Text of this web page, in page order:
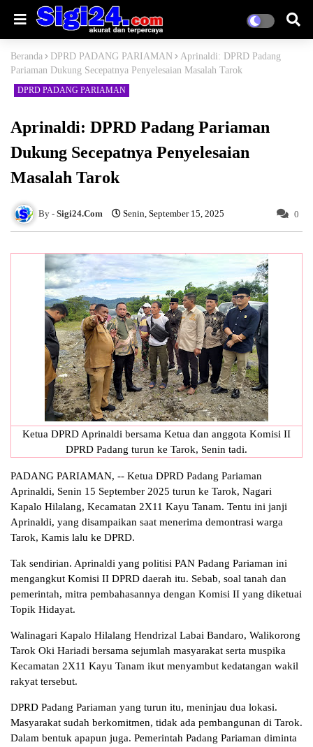
Beranda DPRD PADANG PARIAMAN
Aprinaldi: DPRD Padang
Pariaman Dukung Secepatnya Penyelesaian Masalah Tarok
DPRD PADANG PARIAMAN
Aprinaldi: DPRD Padang Pariaman
Dukung Secepatnya Penyelesaian
Masalah Tarok
Sigi24.Com Senin, September 15, 2025 0
Ketua DPRD Aprinaldi bersama Ketua dan anggota Komisi II
DPRD Padang turun ke Tarok, Senin tadi.
PADANG PARIAMAN, -- Ketua DPRD Padang Pariaman
Aprinaldi, Senin 15 September 2025 turun ke Tarok, Nagari
Kapalo Hilalang, Kecamatan 2X11 Kayu Tanam. Tentu ini janji
Aprinaldi, yang disampaikan saat menerima demontrasi warga
Tarok, Kamis lalu ke DPRD.
Tak sendirian. Aprinaldi yang politisi PAN Padang Pariaman ini
mengangkut Komisi II DPRD daerah itu. Sebab, soal tanah dan
pemerintah, mitra pembahasannya dengan Komisi II yang diketuai
Topik Hidayat.
Walinagari Kapalo Hilalang Hendrizal Labai Bandaro, Walikorong
Tarok Oki Hariadi bersama sejumlah masyarakat serta muspika
Kecamatan 2X11 Kayu Tanam ikut menyambut kedatangan wakil
rakyat tersebut.
DPRD Padang Pariaman yang turun itu, meninjau dua lokasi.
Masyarakat sudah berkomitmen, tidak ada pembangunan di Tarok.
Dalam bentuk apapun juga. Pemerintah Padang Pariaman diminta